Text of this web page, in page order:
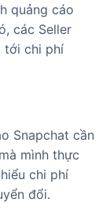
quảng cáo
các Seller
tới chi phí
Snapchat cần
mình thực
chi phí
đổi.